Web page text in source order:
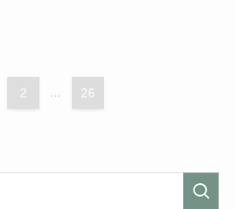
2 ... 26